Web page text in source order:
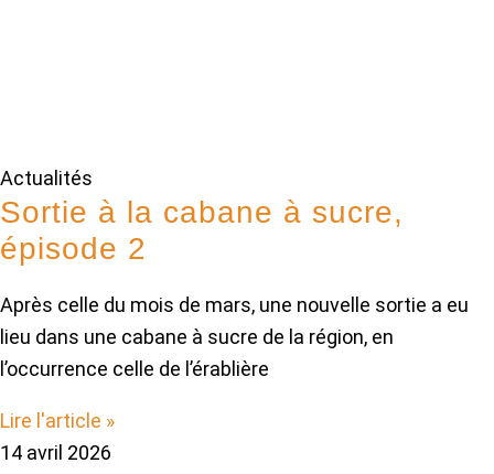
Actualités
Sortie à la cabane à sucre,
épisode 2
Après celle du mois de mars, une nouvelle sortie a eu
lieu dans une cabane à sucre de la région, en
l’occurrence celle de l’érablière
Lire l'article »
14 avril 2026